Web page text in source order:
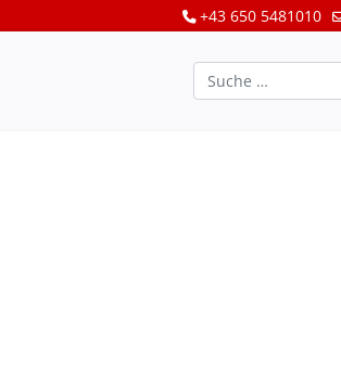
+43 650 5481010
Suchen